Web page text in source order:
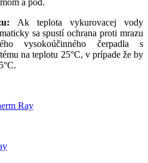
a pod.
Ak teplota vykurovacej vody
sa spustí ochrana proti mrazu
vysokoúčinného čerpadla s
na teplotu 25°C, v prípade že by
Ray